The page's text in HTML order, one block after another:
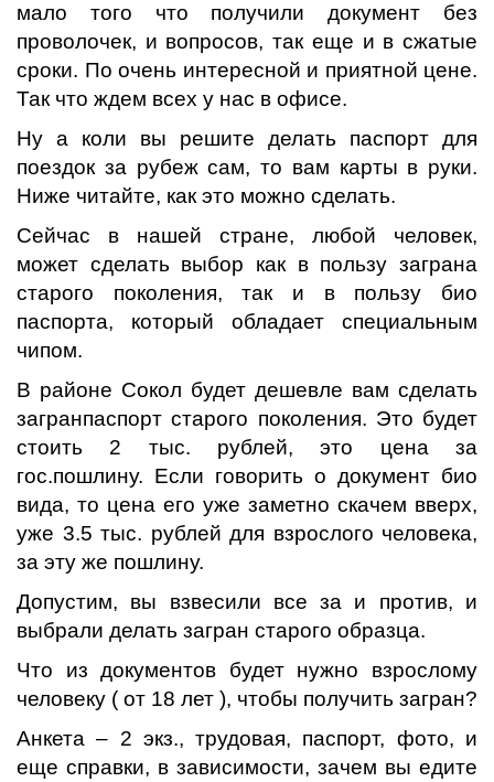
мало того что получили документ без
проволочек, и вопросов, так еще и в сжатые
сроки. По очень интересной и приятной цене.
Так что ждем всех у нас в офисе.
Ну а коли вы решите делать паспорт для
поездок за рубеж сам, то вам карты в руки.
Ниже читайте, как это можно сделать.
Сейчас в нашей стране, любой человек,
может сделать выбор как в пользу заграна
старого поколения, так и в пользу био
паспорта, который обладает специальным
чипом.
В районе Сокол будет дешевле вам сделать
загранпаспорт старого поколения. Это будет
стоить 2 тыс. рублей, это цена за
гос.пошлину. Если говорить о документ био
вида, то цена его уже заметно скачем вверх,
уже 3.5 тыс. рублей для взрослого человека,
за эту же пошлину.
Допустим, вы взвесили все за и против, и
выбрали делать загран старого образца.
Что из документов будет нужно взрослому
человеку ( от 18 лет ), чтобы получить загран?
Анкета – 2 экз., трудовая, паспорт, фото, и
еще справки, в зависимости, зачем вы едите